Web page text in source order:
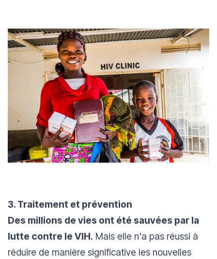
3. Traitement et prévention
Des millions de vies ont été sauvées par la
lutte contre le VIH. Mais elle n'a pas réussi à
réduire de manière significative les nouvelles